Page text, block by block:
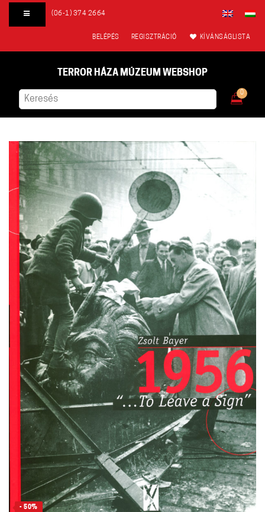
(06-1) 374 2664
BELÉPÉS REGISZTRÁCIÓ KÍVÁNSÁGLISTA
TERROR HÁZA MÚZEUM WEBSHOP
0
- 50%